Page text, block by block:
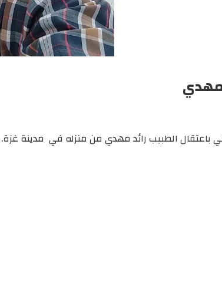
مهدي
باعتقال الطبيب رائد مهدي من منزله في مدينة غزة.